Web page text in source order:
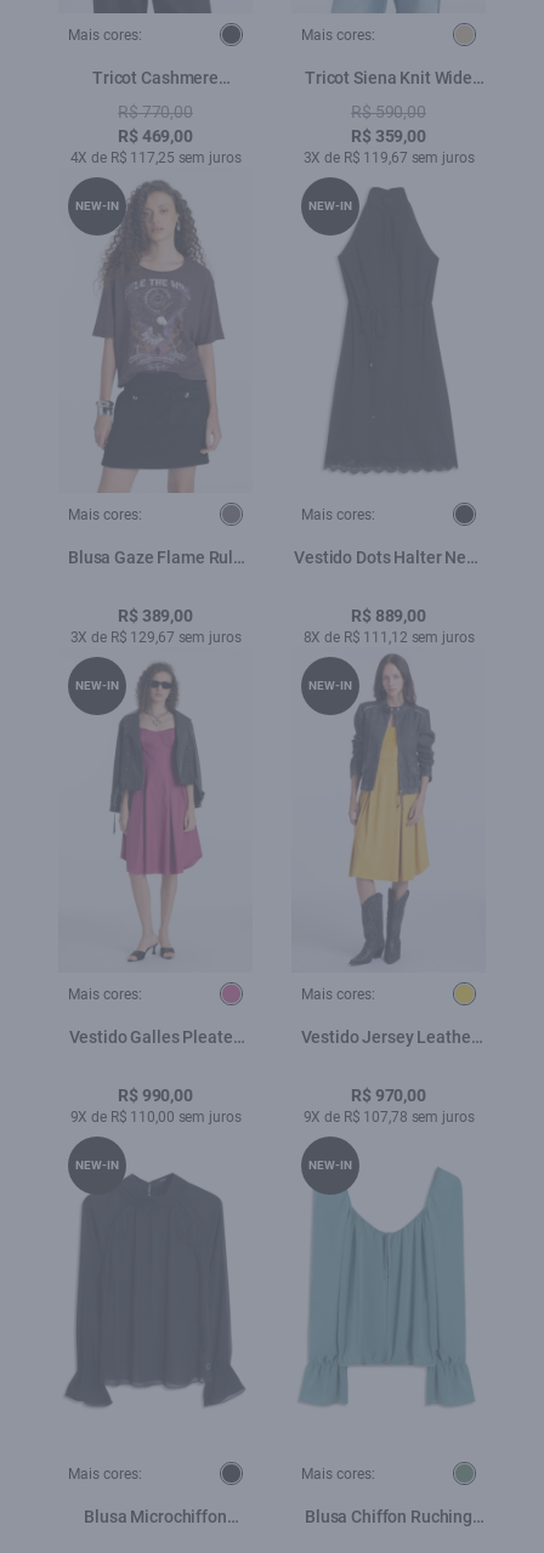
Mais cores:
Tricot Cashmere
Lonsango Preto
R$ 770,00
R$ 469,00
4X de R$ 117,25 sem juros
Mais cores:
Tricot Siena Knit Wide
Turtleneck Areia
R$ 590,00
R$ 359,00
3X de R$ 119,67 sem juros
Mais cores:
Blusa Gaze Flame Rule
R$ 389,00
3X de R$ 129,67 sem juros
NEW-IN
Mais cores:
Vestido Dots Halter Neck
R$ 889,00
8X de R$ 111,12 sem juros
NEW-IN
Mais cores:
Vestido Galles Pleated
R$ 990,00
9X de R$ 110,00 sem juros
NEW-IN
Mais cores:
Vestido Jersey Leather
R$ 970,00
9X de R$ 107,78 sem juros
NEW-IN
Mais cores:
Blusa Microchiffon
NEW-IN
Mais cores:
Blusa Chiffon Ruching
NEW-IN